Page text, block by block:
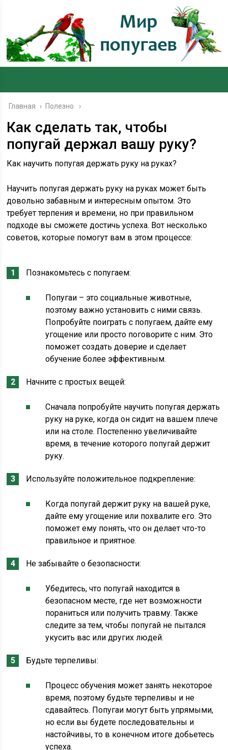
Главная › Полезно
Как сделать так, чтобы
попугай держал вашу руку?
Как научить попугая держать руку на руках?
Научить попугая держать руку на руках может быть
довольно забавным и интересным опытом. Это
требует терпения и времени, но при правильном
подходе вы сможете достичь успеха. Вот несколько
советов, которые помогут вам в этом процессе:
Познакомьтесь с попугаем:
Попугаи – это социальные животные,
поэтому важно установить с ними связь.
Попробуйте поиграть с попугаем, дайте ему
угощение или просто поговорите с ним. Это
поможет создать доверие и сделает
обучение более эффективным.
Начните с простых вещей:
Сначала попробуйте научить попугая держать
руку на руке, когда он сидит на вашем плече
или на столе. Постепенно увеличивайте
время, в течение которого попугай держит
руку.
Используйте положительное подкрепление:
Когда попугай держит руку на вашей руке,
дайте ему угощение или похвалите его. Это
поможет ему понять, что он делает что-то
правильное и приятное.
Не забывайте о безопасности:
Убедитесь, что попугай находится в
безопасном месте, где нет возможности
пораниться или получить травму. Также
следите за тем, чтобы попугай не пытался
укусить вас или других людей.
Будьте терпеливы:
Процесс обучения может занять некоторое
время, поэтому будьте терпеливы и не
сдавайтесь. Попугаи могут быть упрямыми,
но если вы будете последовательны и
настойчивы, то в конечном итоге добьетесь
успеха.